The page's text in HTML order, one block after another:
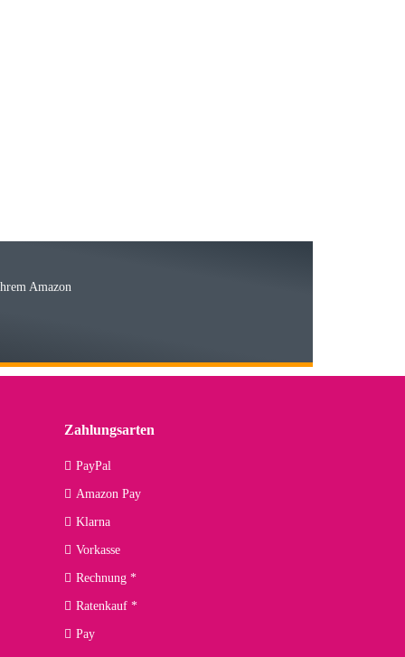
kommenden Jahren herausstellen. Spannend wird es falls
Amazon
Zahlungsarten
PayPal
Amazon Pay
Klarna
Vorkasse
Rechnung *
Ratenkauf *
Pay